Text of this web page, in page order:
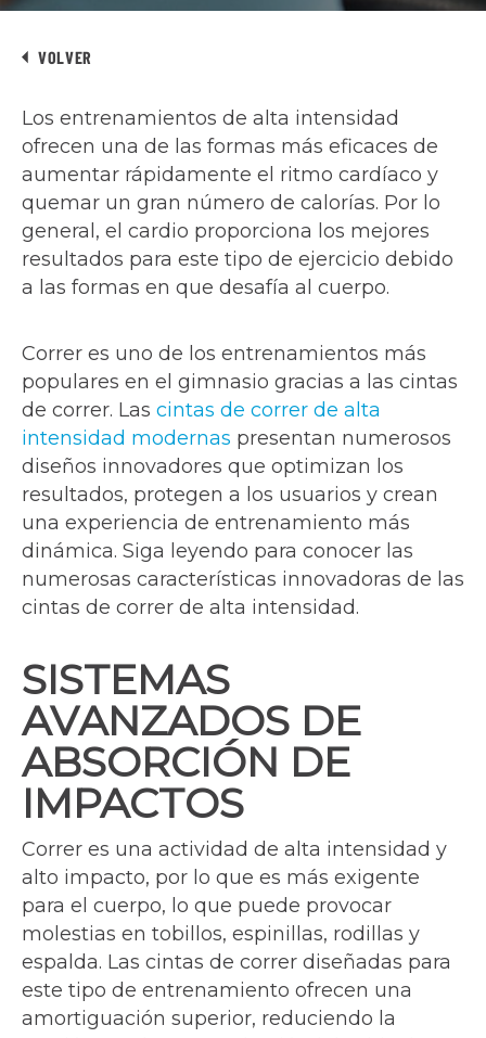
VOLVER
Los entrenamientos de alta intensidad
ofrecen una de las formas más eficaces de
aumentar rápidamente el ritmo cardíaco y
quemar un gran número de calorías. Por lo
general, el cardio proporciona los mejores
resultados para este tipo de ejercicio debido
a las formas en que desafía al cuerpo.
Correr es uno de los entrenamientos más
populares en el gimnasio gracias a las cintas
de correr. Las cintas de correr de alta
intensidad modernas presentan numerosos
diseños innovadores que optimizan los
resultados, protegen a los usuarios y crean
una experiencia de entrenamiento más
dinámica. Siga leyendo para conocer las
numerosas características innovadoras de las
cintas de correr de alta intensidad.
SISTEMAS
AVANZADOS DE
ABSORCIÓN DE
IMPACTOS
Correr es una actividad de alta intensidad y
alto impacto, por lo que es más exigente
para el cuerpo, lo que puede provocar
molestias en tobillos, espinillas, rodillas y
espalda. Las cintas de correr diseñadas para
este tipo de entrenamiento ofrecen una
amortiguación superior, reduciendo la